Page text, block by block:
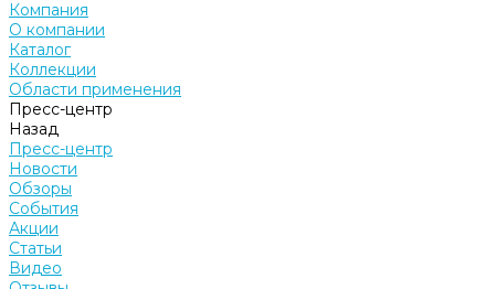
Компания
О компании
Каталог
Коллекции
Области применения
Пресс-центр
Назад
Пресс-центр
Новости
Обзоры
События
Акции
Статьи
Видео